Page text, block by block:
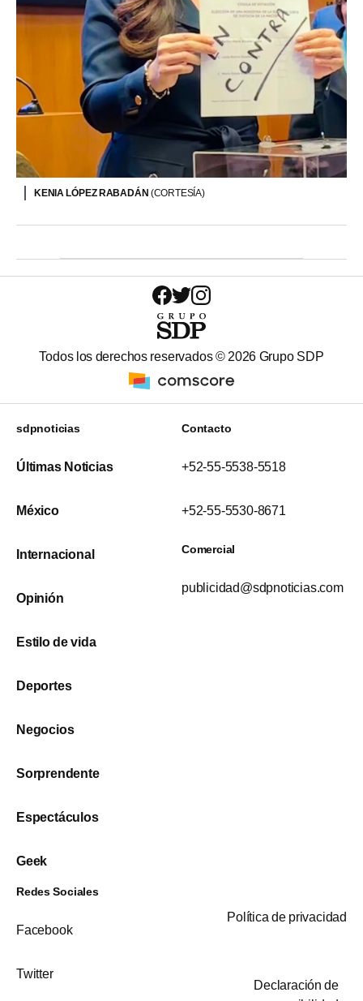
KENIA LÓPEZ RABADÁN (CORTESÍA)
Todos los derechos reservados © 2026 Grupo SDP
sdpnoticias
Últimas Noticias
México
Internacional
Opinión
Estilo de vida
Deportes
Negocios
Sorprendente
Espectáculos
Geek
Contacto
+52-55-5538-5518
+52-55-5530-8671
Comercial
publicidad@sdpnoticias.com
Redes Sociales
Facebook
Twitter
Política de privacidad
Declaración de